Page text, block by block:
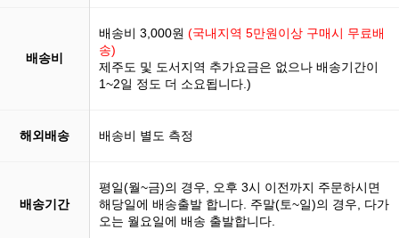
배송비
배송비 3,000원 (국내지역 5만원이상 구매시 무료배
송)
제주도 및 도서지역 추가요금은 없으나 배송기간이
1~2일 정도 더 소요됩니다.)
해외배송 배송비 별도 측정
배송기간
평일(월~금)의 경우, 오후 3시 이전까지 주문하시면
해당일에 배송출발 합니다. 주말(토~일)의 경우, 다가
오는 월요일에 배송 출발합니다.